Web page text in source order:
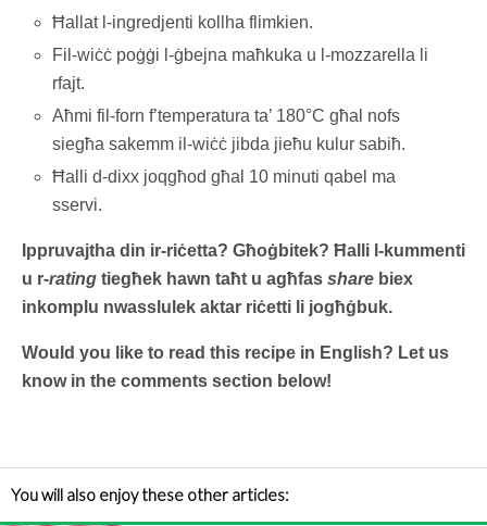
Ħallat l-ingredjenti kollha flimkien.
Fil-wiċċ poġġi l-ġbejna maħkuka u l-mozzarella li
rfajt.
Aħmi fil-forn f’temperatura ta’ 180°C għal nofs
siegħa sakemm il-wiċċ jibda jieħu kulur sabiħ.
Ħalli d-dixx joqgħod għal 10 minuti qabel ma
sservi.
Ippruvajtha din ir-riċetta? Għoġbitek? Ħalli l-kummenti
u r-rating tiegħek hawn taħt u agħfas share biex
inkomplu nwasslulek aktar riċetti li jogħġbuk.
Would you like to read this recipe in English? Let us
know in the comments section below!
You will also enjoy these other articles: